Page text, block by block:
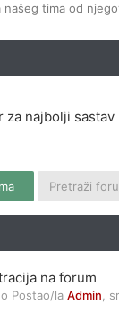
našeg tima od
za najbolji
na forum
Postao/la Admin